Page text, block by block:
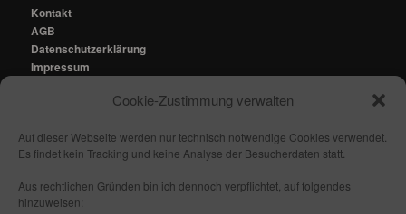
Cookie-Zustimmung verwalten
Auf dieser Webseite werden nur technisch notwendige Cookies verwendet.
Es findet kein Tracking und keine Analyse der Besucherdaten statt.
Aus rechtlichen Gründen bin ich dennoch verpflichtet, auf folgendes
hinzuweisen:
Kontakt
AGB
Datenschutzerklärung
Impressum
mail@fhmedien.de